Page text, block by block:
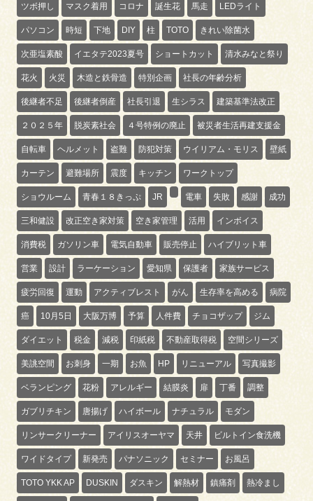
ツボ押し マスク着用 コロナ 誕生花 馬走 LEDライト
パソコン 時短 下地 DIY 柱 TOTO きれい除菌水
次亜塩素酸 イエタテ2023夏号 ショートカット 清水みなと祭り
花火 火災 木造と鉄骨造 特別企画 社長の年齢分析
後継者不足 後継者倒産 社長引退 生シラス 建築基準法改正
２０２５年 脱炭素社会 ４号特例の廃止 被災者生活再建支援金
自転車 ヘルメット 盗難 防犯対策 ウイリアム・モリス 壁紙
カーテン 避難場所 震度 キッチン ワークトップ
ショウルーム 青春１８きっぷ JR 電車 失敗 感謝 成功
三和健設 改正空き家対策 空き家管理 活用 インボイス
消費税 ガソリン車 電気自動車 販売停止 ハイブリット車
営業 設計 ラーケーション 愛知県 保護者 家族サービス
疲労回復 運動 アクティブレスト がん 生存率を高める 病院
癌 10月5日 大阪万博 予算 人件費 チョコザップ ジム
ダイエット 税金 減税 印紙税 不動産取得税 空間シリーズ
美誂空間 お刺身 一期 お魚 HP リニューアル 写真撮影
ベランピング 花粉 アレルギー 結膜炎 扉 丁番 調整
ガブリチキン 唐揚げ ハイボール ナチュラル モダン
リンサークリーナー アイリスオーヤマ 天井 ビルトイン食洗機
ワイドタイプ 新発売 パナソニック セミナー お風呂
TOTO YKK AP DUSKIN ダスキン 解熱材 鎮痛剤 熱冷まし